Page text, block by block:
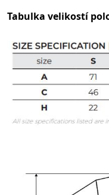
Tabulka velikostí